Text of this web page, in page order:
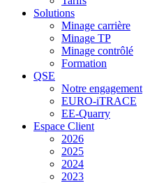
Solutions
Minage carrière
Minage TP
Minage contrôlé
Formation
QSE
Notre engagement
EURO-iTRACE
EE-Quarry
Espace Client
2026
2025
2024
2023